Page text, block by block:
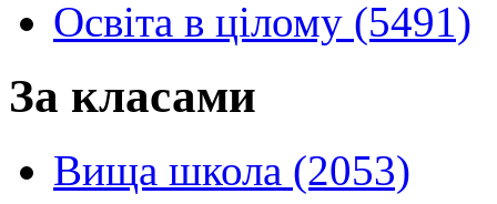
Освіта в цілому (5491)
За класами
Вища школа (2053)